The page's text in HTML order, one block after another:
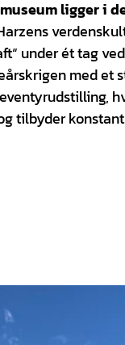
i
d
e
ligger i
under ét tag
med et
tilbyder